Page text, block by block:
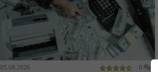
05.08.2026 0